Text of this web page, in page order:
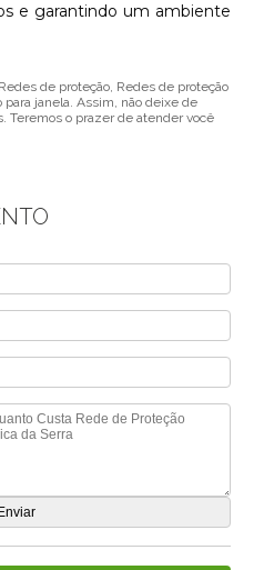
e garantindo um ambiente
de proteção, Redes de proteção
janela. Assim, não deixe de
Teremos o prazer de atender você